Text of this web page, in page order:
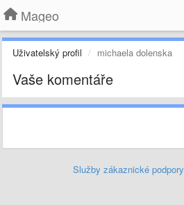
Mageo
Uživatelský profil michaela dolenska
Vaše komentáře
Služby zákaznické podpory